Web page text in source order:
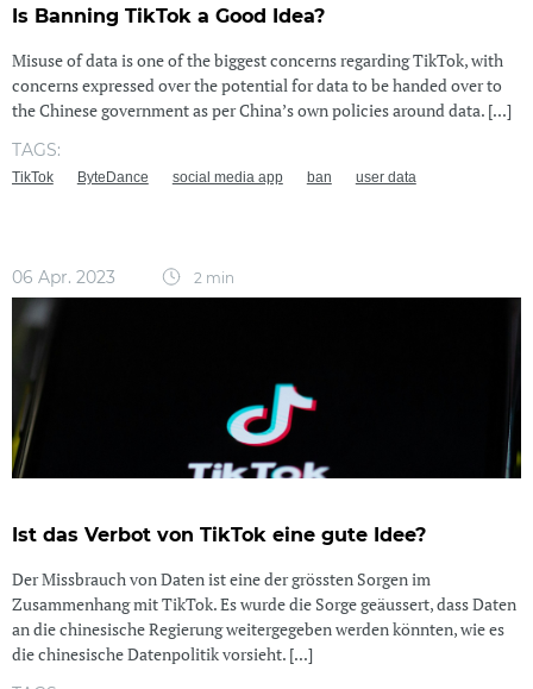
Is Banning TikTok a Good Idea?
Misuse of data is one of the biggest concerns regarding TikTok, with
concerns expressed over the potential for data to be handed over to
the Chinese government as per China’s own policies around data. [...]
TAGS:
TikTok ByteDance social media app ban user data
06 Apr. 2023 2 min
Ist das Verbot von TikTok eine gute Idee?
Der Missbrauch von Daten ist eine der grössten Sorgen im
Zusammenhang mit TikTok. Es wurde die Sorge geäussert, dass Daten
an die chinesische Regierung weitergegeben werden könnten, wie es
die chinesische Datenpolitik vorsieht. [...]